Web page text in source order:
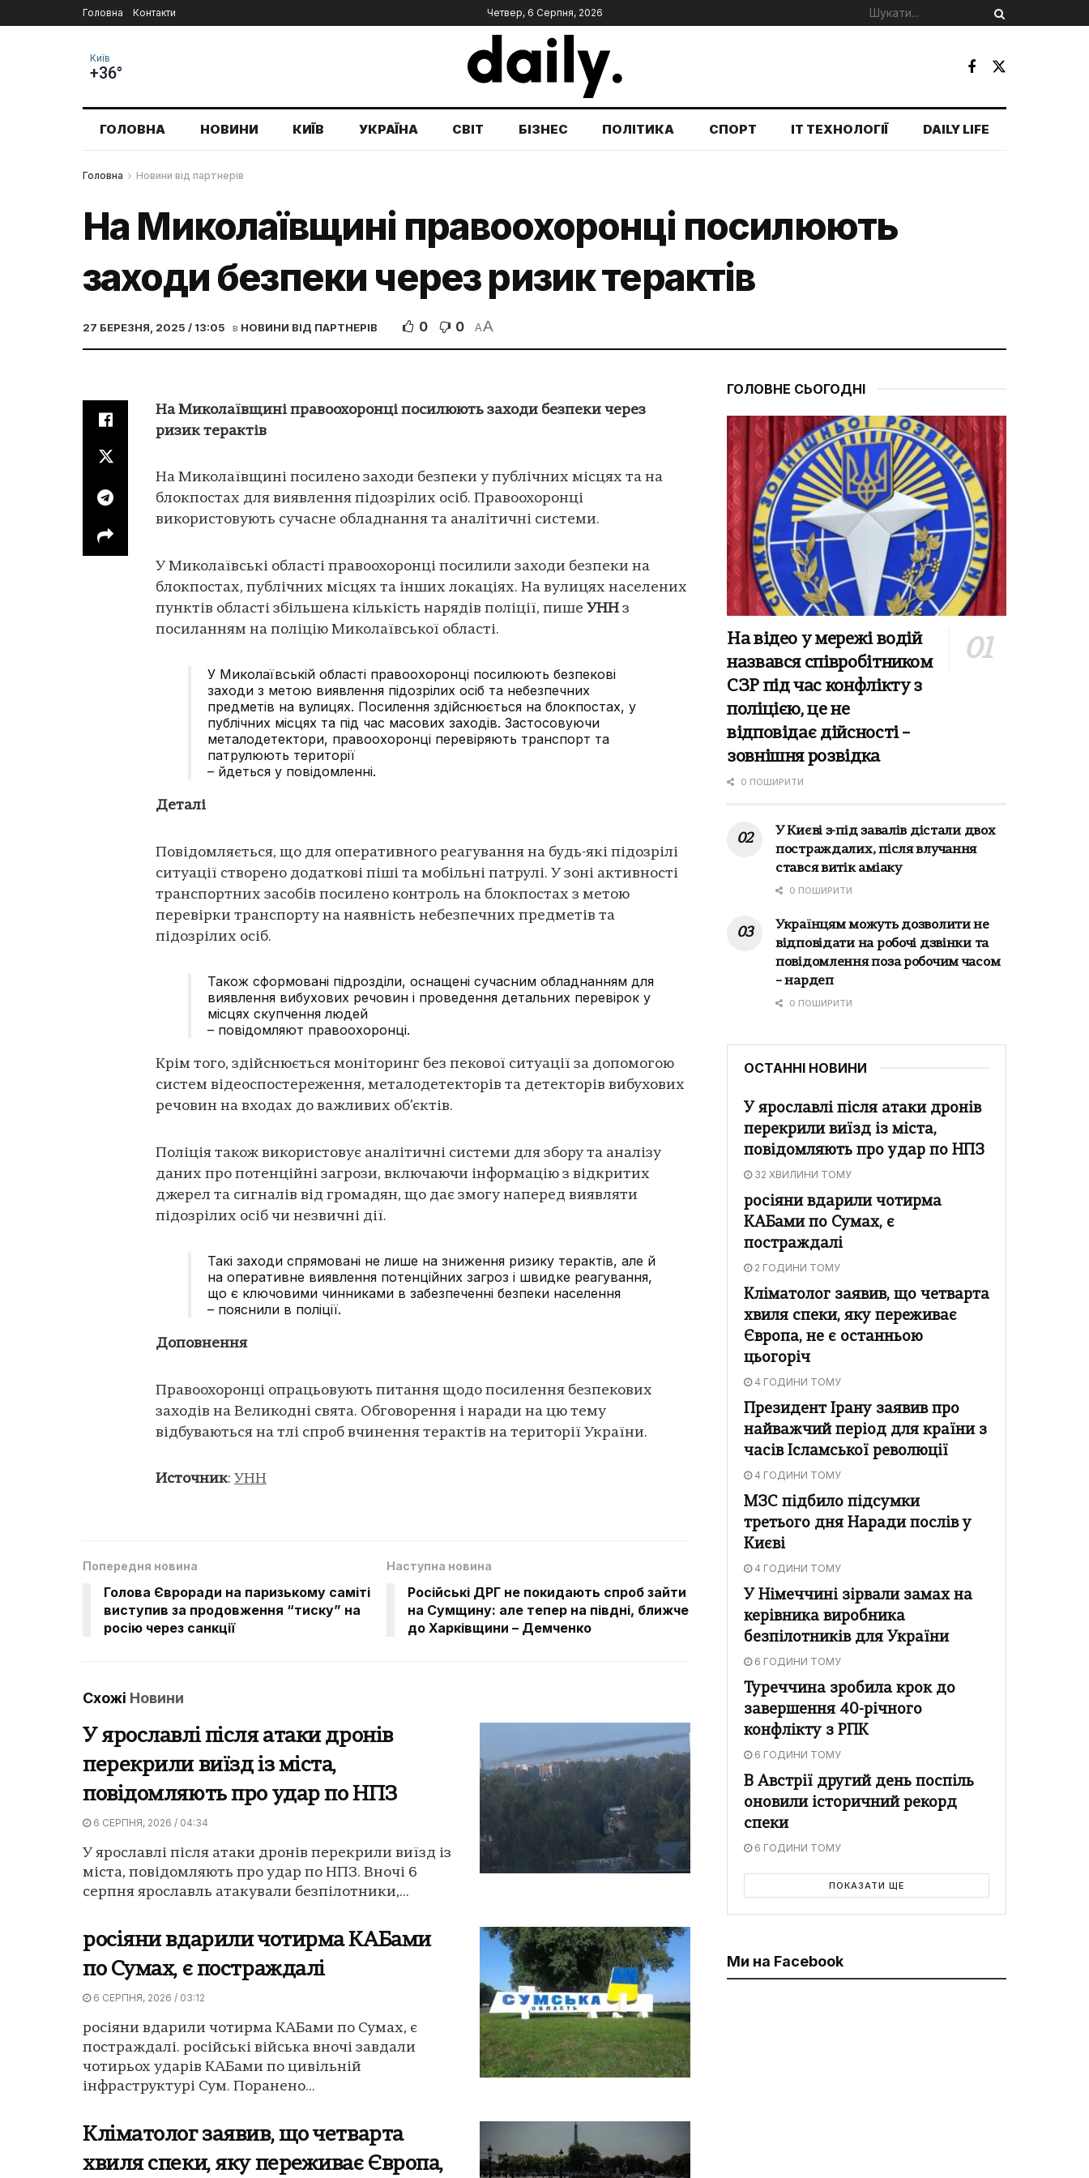
Головна Контакти Четвер, 6 Серпня, 2026
Київ
+36°
ГОЛОВНА НОВИНИ КИЇВ УКРАЇНА СВІТ БІЗНЕС ПОЛІТИКА СПОРТ IT ТЕХНОЛОГІЇ DAILY LIFE
Головна Новини від партнерів
На Миколаївщині правоохоронці посилюють
заходи безпеки через ризик терактів
27 БЕРЕЗНЯ, 2025 / 13:05 в НОВИНИ ВІД ПАРТНЕРІВ 0 0 AA
На Миколаївщині правоохоронці посилюють заходи безпеки через
ризик терактів
На Миколаївщині посилено заходи безпеки у публічних місцях та на
блокпостах для виявлення підозрілих осіб. Правоохоронці
використовують сучасне обладнання та аналітичні системи.
У Миколаївські області правоохоронці посилили заходи безпеки на
блокпостах, публічних місцях та інших локаціях. На вулицях населених
пунктів області збільшена кількість нарядів поліції, пише УНН з
посиланням на поліцію Миколаївської області.
У Миколаївській області правоохоронці посилюють безпекові
заходи з метою виявлення підозрілих осіб та небезпечних
предметів на вулицях. Посилення здійснюється на блокпостах, у
публічних місцях та під час масових заходів. Застосовуючи
металодетектори, правоохоронці перевіряють транспорт та
патрулюють території
– йдеться у повідомленні.
Деталі
Повідомляється, що для оперативного реагування на будь-які підозрілі
ситуації створено додаткові піші та мобільні патрулі. У зоні активності
транспортних засобів посилено контроль на блокпостах з метою
перевірки транспорту на наявність небезпечних предметів та
підозрілих осіб.
Також сформовані підрозділи, оснащені сучасним обладнанням для
виявлення вибухових речовин і проведення детальних перевірок у
місцях скупчення людей
– повідомляют правоохоронці.
Крім того, здійснюється моніторинг без пекової ситуації за допомогою
систем відеоспостереження, металодетекторів та детекторів вибухових
речовин на входах до важливих об’єктів.
Поліція також використовує аналітичні системи для збору та аналізу
даних про потенційні загрози, включаючи інформацію з відкритих
джерел та сигналів від громадян, що дає змогу наперед виявляти
підозрілих осіб чи незвичні дії.
Такі заходи спрямовані не лише на зниження ризику терактів, але й
на оперативне виявлення потенційних загроз і швидке реагування,
що є ключовими чинниками в забезпеченні безпеки населення
– пояснили в поліції.
Доповнення
Правоохоронці опрацьовують питання щодо посилення безпекових
заходів на Великодні свята. Обговорення і наради на цю тему
відбуваються на тлі спроб вчинення терактів на території України.
Источник: УНН
Попередня новина
Голова Євроради на паризькому саміті
виступив за продовження “тиску” на
росію через санкції
Наступна новина
Російські ДРГ не покидають спроб зайти
на Сумщину: але тепер на півдні, ближче
до Харківщини – Демченко
Схожі Новини
У ярославлі після атаки дронів
перекрили виїзд із міста,
повідомляють про удар по НПЗ
6 СЕРПНЯ, 2026 / 04:34
У ярославлі після атаки дронів перекрили виїзд із
міста, повідомляють про удар по НПЗ. Вночі 6
серпня ярославль атакували безпілотники,...
росіяни вдарили чотирма КАБами
по Сумах, є постраждалі
6 СЕРПНЯ, 2026 / 03:12
росіяни вдарили чотирма КАБами по Сумах, є
постраждалі. російські війська вночі завдали
чотирьох ударів КАБами по цивільній
інфраструктурі Сум. Поранено...
Кліматолог заявив, що четварта
хвиля спеки, яку переживає Європа,
ГОЛОВНЕ СЬОГОДНІ
На відео у мережі водій
назвався співробітником
СЗР під час конфлікту з
поліцією, це не
відповідає дійсності –
зовнішня розвідка
0 ПОШИРИТИ
У Києві з-під завалів дістали двох
постраждалих, після влучання
стався витік аміаку
0 ПОШИРИТИ
Українцям можуть дозволити не
відповідати на робочі дзвінки та
повідомлення поза робочим часом
– нардеп
0 ПОШИРИТИ
ОСТАННІ НОВИНИ
У ярославлі після атаки дронів
перекрили виїзд із міста,
повідомляють про удар по НПЗ
32 ХВИЛИНИ ТОМУ
росіяни вдарили чотирма
КАБами по Сумах, є
постраждалі
2 ГОДИНИ ТОМУ
Кліматолог заявив, що четварта
хвиля спеки, яку переживає
Європа, не є останньою
цьогоріч
4 ГОДИНИ ТОМУ
Президент Ірану заявив про
найважчий період для країни з
часів Ісламської революції
4 ГОДИНИ ТОМУ
МЗС підбило підсумки
третього дня Наради послів у
Києві
4 ГОДИНИ ТОМУ
У Німеччині зірвали замах на
керівника виробника
безпілотників для України
6 ГОДИНИ ТОМУ
Туреччина зробила крок до
завершення 40-річного
конфлікту з РПК
6 ГОДИНИ ТОМУ
В Австрії другий день поспіль
оновили історичний рекорд
спеки
6 ГОДИНИ ТОМУ
ПОКАЗАТИ ЩЕ
Ми на Facebook